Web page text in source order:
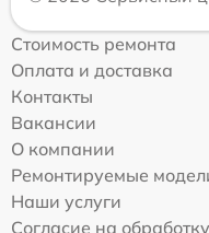
Стоимость ремонта
Оплата и доставка
Контакты
Вакансии
О компании
Ремонтируемые
Наши услуги
Согласие на